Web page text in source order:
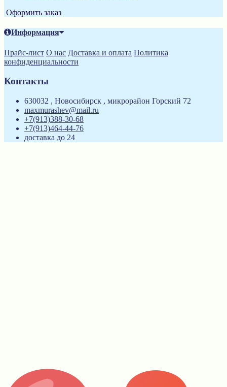
Оформить заказ
Информация
Прайс-лист О нас Доставка и оплата Политика
конфиденциальности
Контакты
630032 , Новосибирск , микрорайон Горский 72
maxmurashev@mail.ru
+7(913)388-30-68
+7(913)464-44-76
доставка до 24